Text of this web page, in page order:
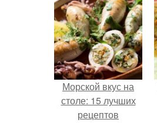
Морской вкус на
столе: 15 лучших
рецептов